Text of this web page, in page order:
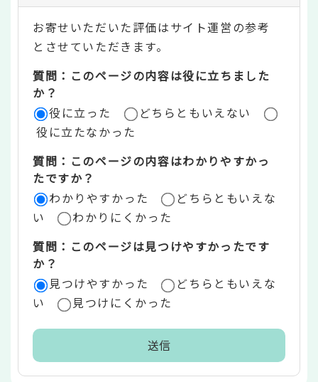
テ
ン
ツ
評
価
リ
ア
お寄せいただいた評価はサイト運営の参考
とさせていただきます。
質問：このページの内容は役に立ちました
か？
役に立った
どちらともいえない
役に立たなかった
質問：このページの内容はわかりやすかっ
たですか？
わかりやすかった
どちらともいえな
い
わかりにくかった
質問：このページは見つけやすかったです
か？
見つけやすかった
どちらともいえな
い
見つけにくかった